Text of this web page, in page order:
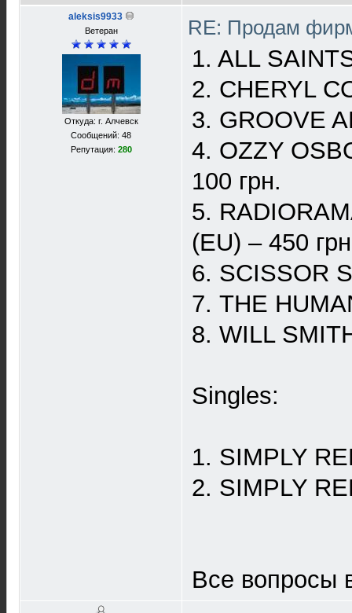
aleksis9933
Ветеран
Откуда: г. Алчевск
Сообщений: 48
Репутация: 280
RE: Продам
1. ALL
2. CHERYL
3. GROOVE
4. OZZY
100 грн.
5.
(EU) – 450
6. SCISSOR
7. THE
8. WILL
Singles:
1. SIMPLY
2. SIMPLY
Все вопросы